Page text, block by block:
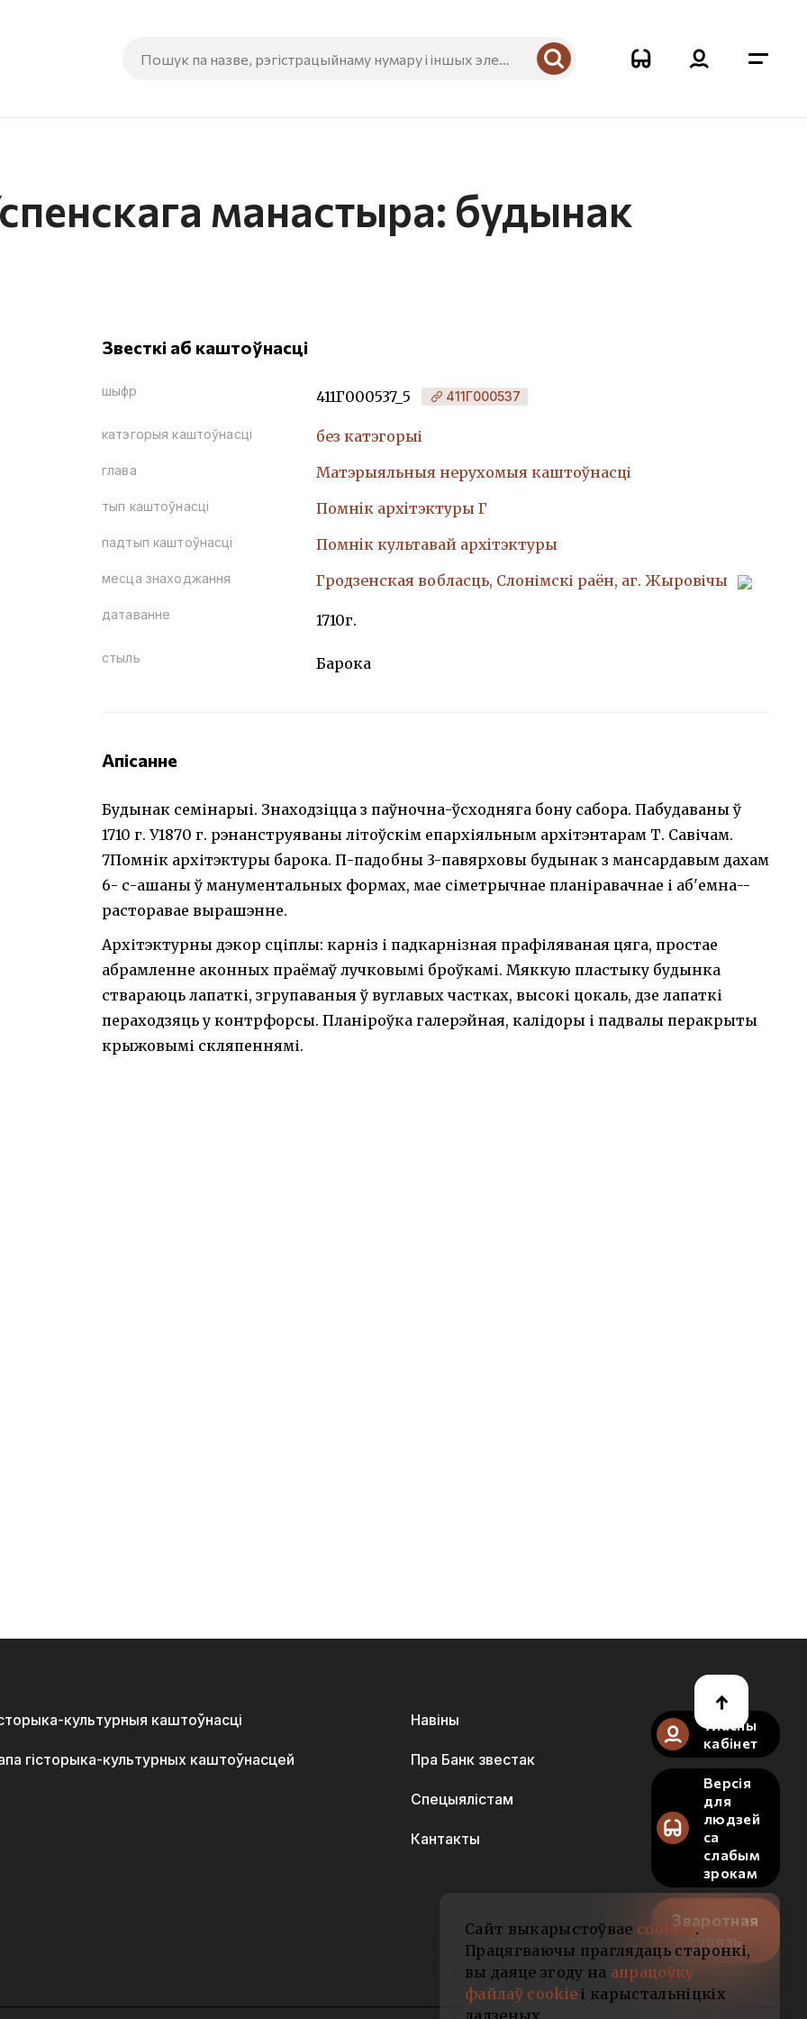
манастыра: будынак
Звесткі аб каштоўнасці
шыфр 411Г000537_5 411Г000537
катэгорыя каштоўнасці без катэгорыі
глава Матэрыяльныя нерухомыя каштоўнасці
тып каштоўнасці Помнiк архiтэктуры Г
падтып каштоўнасці Помнiк культавай архiтэктуры
месца знаходжання Гродзенская вобласць, Слонімскі раён, аг. Жыровічы
датаванне 1710г.
стыль Барока
Апісанне
Будынак семінарыі. Знаходзіцца з паўночна-ўсходняга бону сабора. Пабудаваны ў
1710 г. У1870 г. рэнанструяваны літоўскім епархіяльным архітэнтарам Т. Савічам.
7Помнік архітэктуры барока. П-падобны 3-павярховы будынак з мансардавым дахам
6- с-ашаны ў манументальных формах, мае сіметрычнае планіравачнае і аб'емна--
расторавае вырашэнне.
Архітэктурны дэкор сціплы: карніз і падкарнізная прафіляваная цяга, простае
абрамленне аконных праёмаў лучковымі броўкамі. Мяккую пластыку будынка
ствараюць лапаткі, згрупаваныя ў вуглавых частках, высокі цокаль, дзе лапаткі
пераходзяць у контрфорсы. Планіроўка галерэйная, калідоры і падвалы перакрыты
крыжовымі скляпеннямі.
культурныя каштоўнасці
гісторыка-культурных каштоўнасцей
Навіны
Пра Банк звестак
Спецыялістам
Кантакты
Уласны
кабінет
Версія
для
людзей
са
слабым
зрокам
Зваротная
сувязь
Сайт выкарыстоўвае cookies.
Працягваючы праглядаць старонкі,
вы даяце згоду на апрацоўку
файлаў cookie і карыстальніцкіх
дадзеных.